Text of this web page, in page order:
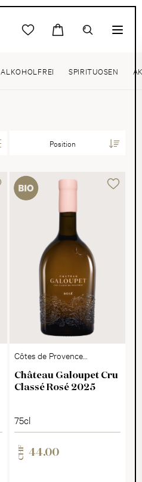
ALKOHOLFREI SPIRITUOSEN
Côtes de Provence
AOC
Château Galoupet Cru
Classé Rosé 2025
75cl
CHF 44.00